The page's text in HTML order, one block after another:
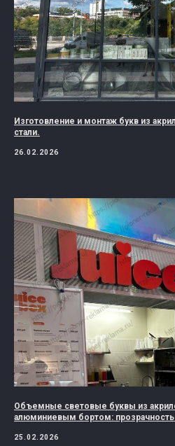
Изготовление и монтаж букв из
стали.
26.02.2026
Объемные световые буквы из
алюминиевым бортом:
25.02.2026